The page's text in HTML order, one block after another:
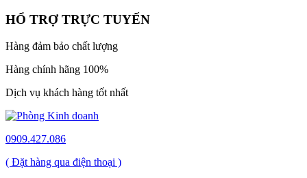
HỔ TRỢ TRỰC TUYẾN
Hàng đảm bảo chất lượng
Hàng chính hãng 100%
Dịch vụ khách hàng tốt nhất
0909.427.086
( Đặt hàng qua điện thoại )